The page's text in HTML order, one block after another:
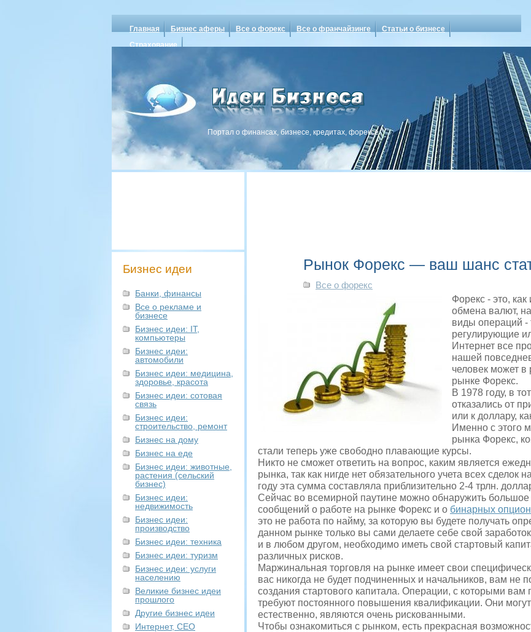
Главная Бизнес аферы Все о форекс Все о франчайзинге
Статьи о бизнесе
Страхование
Портал о финансах, бизнесе, кредитах, форексе
Бизнес идеи
Банки, финансы
Все о рекламе и
бизнесе
Бизнес идеи: IT,
компьютеры
Бизнес идеи:
автомобили
Бизнес идеи: медицина,
здоровье, красота
Бизнес идеи: сотовая
связь
Бизнес идеи:
строительство, ремонт
Бизнес на дому
Бизнес на еде
Бизнес идеи: животные,
растения (сельский
бизнес)
Бизнес идеи:
недвижимость
Бизнес идеи:
производство
Бизнес идеи: техника
Бизнес идеи: туризм
Бизнес идеи: услуги
населению
Великие бизнес идеи
прошлого
Другие бизнес идеи
Интернет, СЕО
Рынок Форекс — ваш шанс
Все о форекс
Форекс - это,
обмена валют,
виды операций -
регулирующие
Интернет все
нашей
человек может в
рынке Форекс.
В 1978 году, в
отказались от
или к доллару,
Именно с этого
рынка Форекс,
стали теперь уже свободно плавающие курсы.
Никто не сможет ответить на вопрос, каким является
рынка, так как нигде нет обязательного учета всех
году эта сумма составляла приблизительно 2-4 трлн.
Сейчас во всемирной паутине можно обнаружить
сообщений о работе на рынке Форекс и о бинарных
это не работа по найму, за которую вы будете получать
данном рынке только вы сами делаете себе свой
и в любом другом, необходимо иметь свой стартовый
различных рисков.
Маржинальная торговля на рынке имеет свои
вас никогда не будет подчиненных и начальников, вам не
создания стартового капитала. Операции, с которыми вам
требуют постоянного повышения квалификации. Они
естественно, являются очень рискованными.
Чтобы ознакомиться с рынком, есть прекрасная